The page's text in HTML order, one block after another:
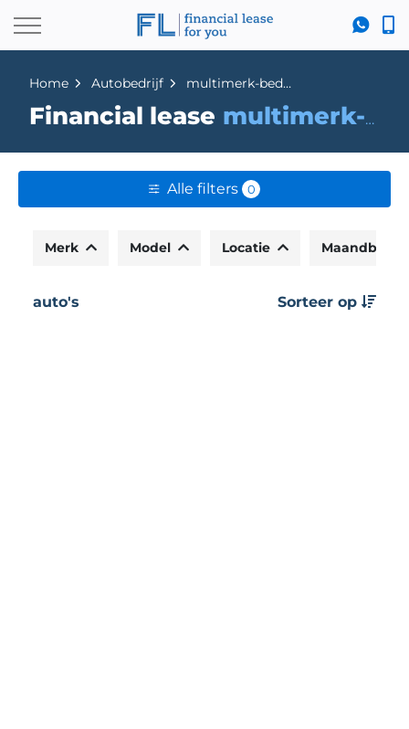
Home Autobedrijf multimerk-bedrijfsautos
Financial lease multimerk-bedrijfsautos
Alle filters 0
Merk Model Locatie
auto's Sorteer op